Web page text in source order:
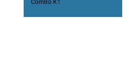
ComBo K1